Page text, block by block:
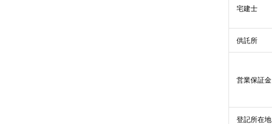
宅建士
供託所
営業保証金
登記所在地